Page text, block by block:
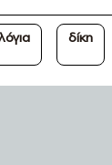
δίκη